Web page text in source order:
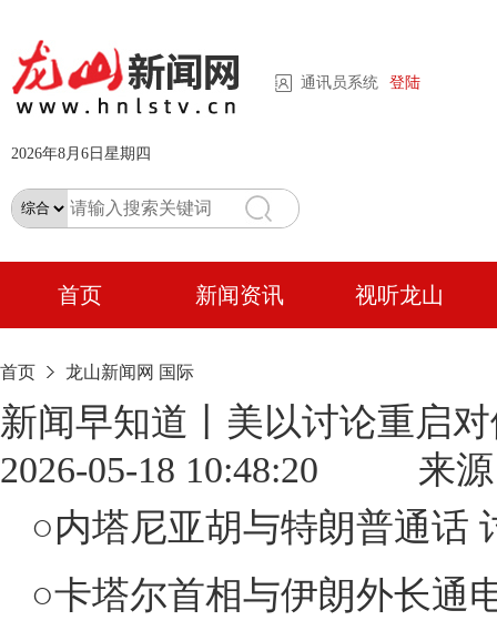
通讯员系统 登陆
2026年8月6日星期四
首页 新闻资讯 视听龙山
首页 龙山新闻网 国际
新闻早知道丨美以讨论重启
2026-05-18 10:48:20 来
○内塔尼亚胡与特朗普通话
○卡塔尔首相与伊朗外长通